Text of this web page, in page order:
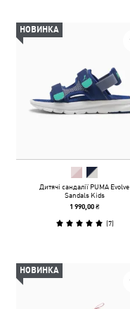
НОВИНКА
Дитячі сандалії PUMA Evolve
Sandals Kids
1 990,00 ₴
(7)
НОВИНКА